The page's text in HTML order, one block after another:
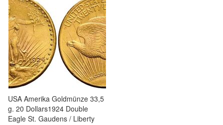
USA Amerika Goldmünze 33,5
g. 20 Dollars1924 Double
Eagle St. Gaudens / Liberty